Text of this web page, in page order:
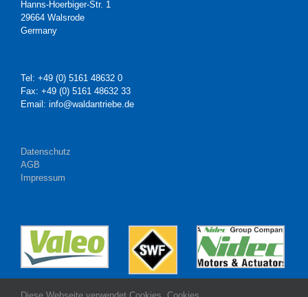
Hanns-Hoerbiger-Str. 1
29664 Walsrode
Germany
Tel: +49 (0) 5161 48632 0
Fax: +49 (0) 5161 48632 33
Email: info@waldantriebe.de
Datenschutz
AGB
Impressum